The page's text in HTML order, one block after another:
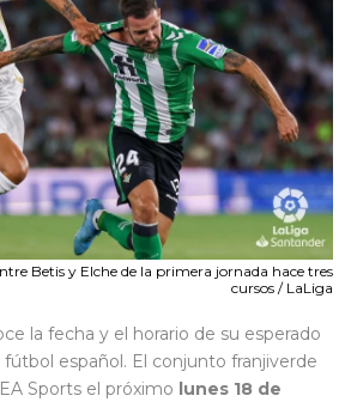
Betis y Elche de la primera jornada hace tres
cursos / LaLiga
la fecha y el horario de su esperado
español. El conjunto franjiverde
Sports el próximo lunes 18 de